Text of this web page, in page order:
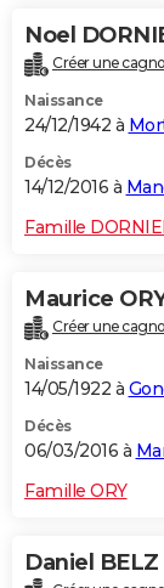
Noel
Créer une
Naissance
24/12/1942 à
Décès
14/12/2016 à
Famille
Maurice
Créer une
Naissance
14/05/1922 à
Décès
06/03/2016 à
Famille ORY
Daniel BELZ